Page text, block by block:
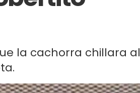
la cachorra chillara al